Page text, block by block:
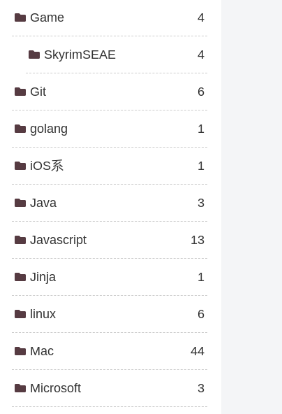
Game 4
SkyrimSEAE 4
Git 6
golang 1
iOS系 1
Java 3
Javascript 13
Jinja 1
linux 6
Mac 44
Microsoft 3